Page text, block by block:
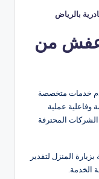
بالرياض
من
خدمات متخصصة
عملية
المحترفة
المنزل لتقدير
الخدمة.